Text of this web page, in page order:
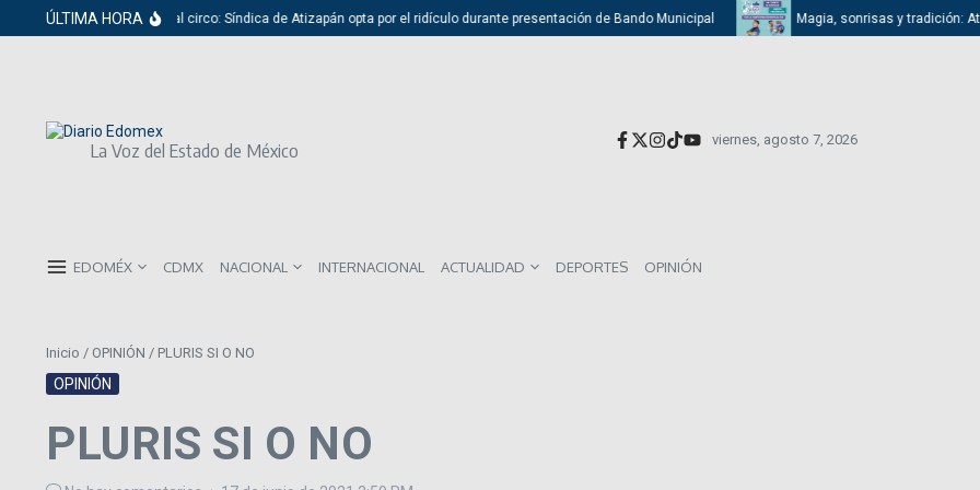
Saltar al contenido
ÚLTIMA HORA
Del cabildo al circo: Síndica de Atizapán opta por el ridículo durante presentación de Bando Municipal Magia, sonrisas y tradición:
La Voz del Estado de México viernes, agosto 7, 2026
EDOMÉX CDMX NACIONAL INTERNACIONAL ACTUALIDAD DEPORTES OPINIÓN
Inicio / OPINIÓN / PLURIS SI O NO
OPINIÓN
PLURIS SI O NO